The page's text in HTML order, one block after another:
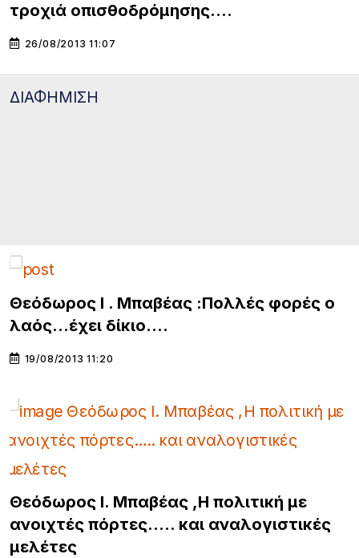
τροχιά οπισθοδρόμησης….
26/08/2013 11:07
ΔΙΑΦΗΜΙΣΗ
Θεόδωρος Ι . Μπαβέας :Πολλές φορές ο
λαός…έχει δίκιο….
19/08/2013 11:20
Θεόδωρος Ι. Μπαβέας ,Η πολιτική με
ανοιχτές πόρτες….. και αναλογιστικές
μελέτες